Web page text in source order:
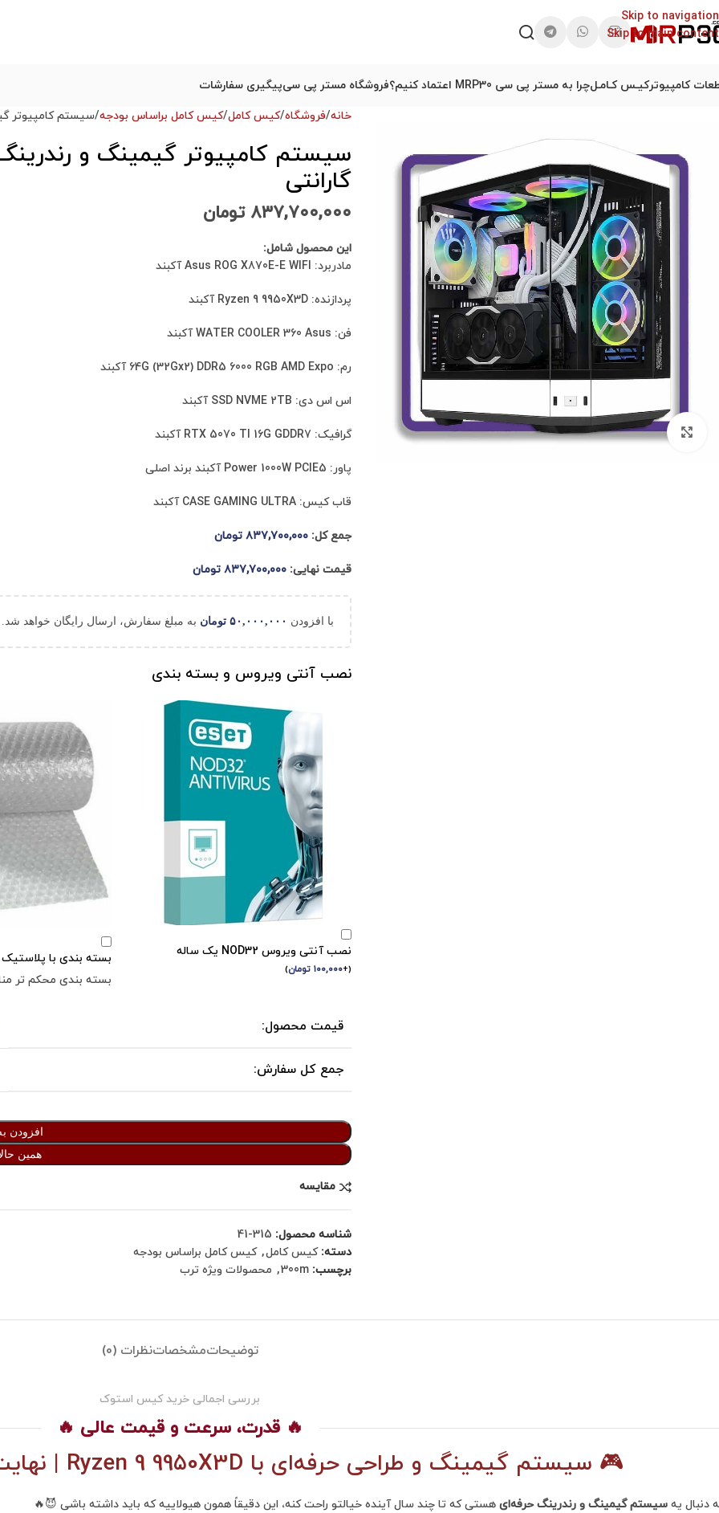
Skip to navigation
Skip to main content
کامپیوترکیـس کـامـلچرا به مستر پی سی MRP30 اعتماد کنیم؟ فروشگاه مستر پی سیپیگیری سفارشات
برای بزرگنمایی کلیک کنید
خانه فروشگاه کیس کامل کیس کامل براساس بودجه سیستم کامپیوتر گیمینگ و
گارانتی
۸۳۷,۷۰۰,۰۰۰ تومان
این محصول شامل:
مادربرد: Asus ROG X870E-E WIFI آکبند
پردازنده: Ryzen 9 9950X3D آکبند
فن: WATER COOLER 360 Asus آکبند
رم: 64G (32Gx2) DDR5 6000 RGB AMD Expo آکبند
اس اس دی: SSD NVME 2TB آکبند
گرافیک: RTX 5070 TI 16G GDDR7 آکبند
پاور: Power 1000W PCIE5 آکبند برند اصلی
قاب کیس: CASE GAMING ULTRA آکبند
جمع کل: ۸۳۷,۷۰۰,۰۰۰ تومان
قیمت نهایی: ۸۳۷,۷۰۰,۰۰۰ تومان
با افزودن ۵۰,۰۰۰,۰۰۰ تومان به مبلغ سفارش، ارسال رایگان خواهد شد.
نصب آنتی ویروس و بسته بندی
نصب آنتی ویروس NOD32 یک ساله
(
+۱۰۰,۰۰۰ تومان)
بسته بندی با پلاستیک
بسته بندی محکم تر
قیمت محصول:
جمع کل سفارش:
افزودن
همین
مقایسه
شناسه محصول: 315-41
دسته: کیس کامل, کیس کامل براساس بودجه
برچسب: 300m
, محصولات ویژه ترب
توضیحاتمشخصاتنظرات (0)
بررسی اجمالی خرید کیس استوک
🔥 قدرت، سرعت و قیمت عالی 🔥
🎮 سیستم گیمینگ و طراحی حرفه‌ای با Ryzen 9 9950X3D | نهایت قدرت بدون محدودیت💻⚡
دنبال یه سیستم گیمینگ و رندرینگ حرفه‌ای هستی که تا چند سال آینده خیالتو راحت کنه، این دقیقاً همون هیولاییه که باید داشته باشی 😈🔥